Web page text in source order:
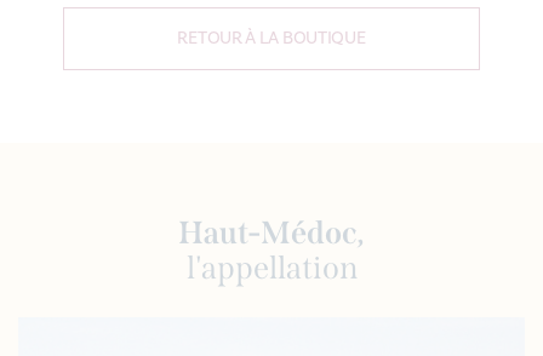
RETOUR À LA BOUTIQUE
Haut-Médoc,
l'appellation